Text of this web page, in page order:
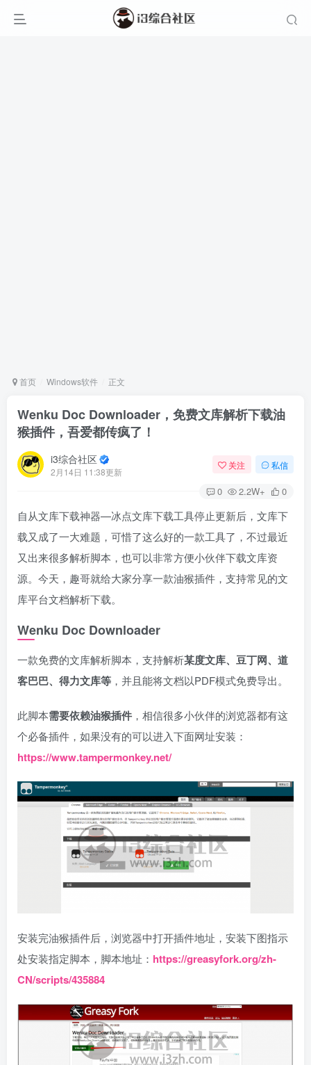
首页 Windows软件 正文
Wenku Doc Downloader，免费文库解析下载油
猴插件，吾爱都传疯了！
i3综合社区
2月14日 11:38更新
关注 私信
0 2.2W+ 0
自从文库下载神器—冰点文库下载工具停止更新后，文库下
载又成了一大难题，可惜了这么好的一款工具了，不过最近
又出来很多解析脚本，也可以非常方便小伙伴下载文库资
源。今天，趣哥就给大家分享一款油猴插件，支持常见的文
库平台文档解析下载。
Wenku Doc Downloader
一款免费的文库解析脚本，支持解析某度文库、豆丁网、道
客巴巴、得力文库等 ，并且能将文档以PDF模式免费导出。
此脚本需要依赖油猴插件 ，相信很多小伙伴的浏览器都有这
个必备插件，如果没有的可以进入下面网址安装：
https://www.tampermonkey.net/
安装完油猴插件后，浏览器中打开插件地址，安装下图指示
处安装指定脚本，脚本地址： https://greasyfork.org/zh-
CN/scripts/435884